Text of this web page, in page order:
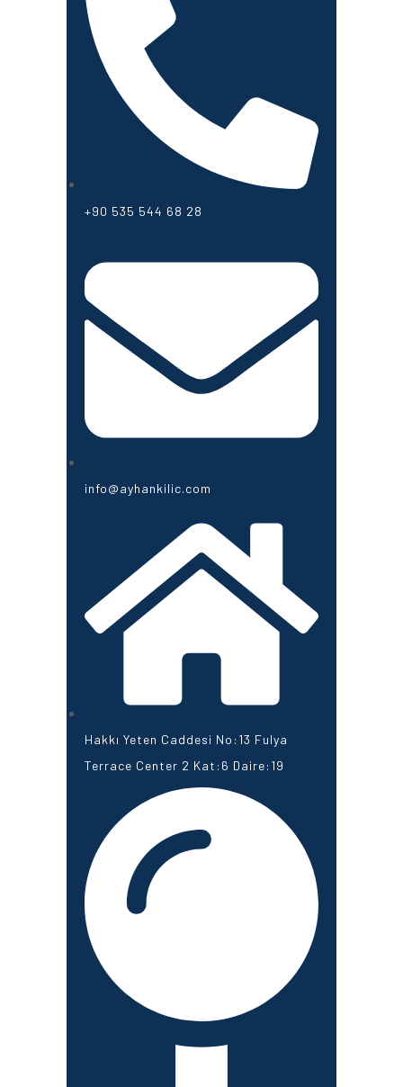
+90 535 544 68 28
info@ayhankilic.com
Hakkı Yeten Caddesi No:13 Fulya
Terrace Center 2 Kat:6 Daire:19